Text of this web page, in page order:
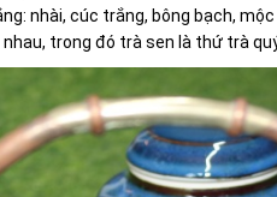
nhài, cúc trắng, bông bạch,
trong đó trà sen là thứ trà